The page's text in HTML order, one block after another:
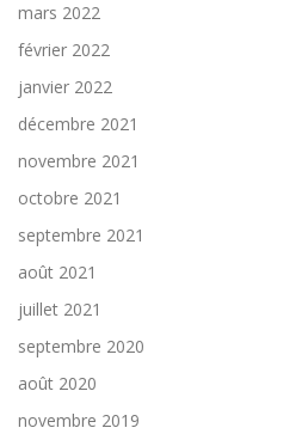
mars 2022
février 2022
janvier 2022
décembre 2021
novembre 2021
octobre 2021
septembre 2021
août 2021
juillet 2021
septembre 2020
août 2020
novembre 2019